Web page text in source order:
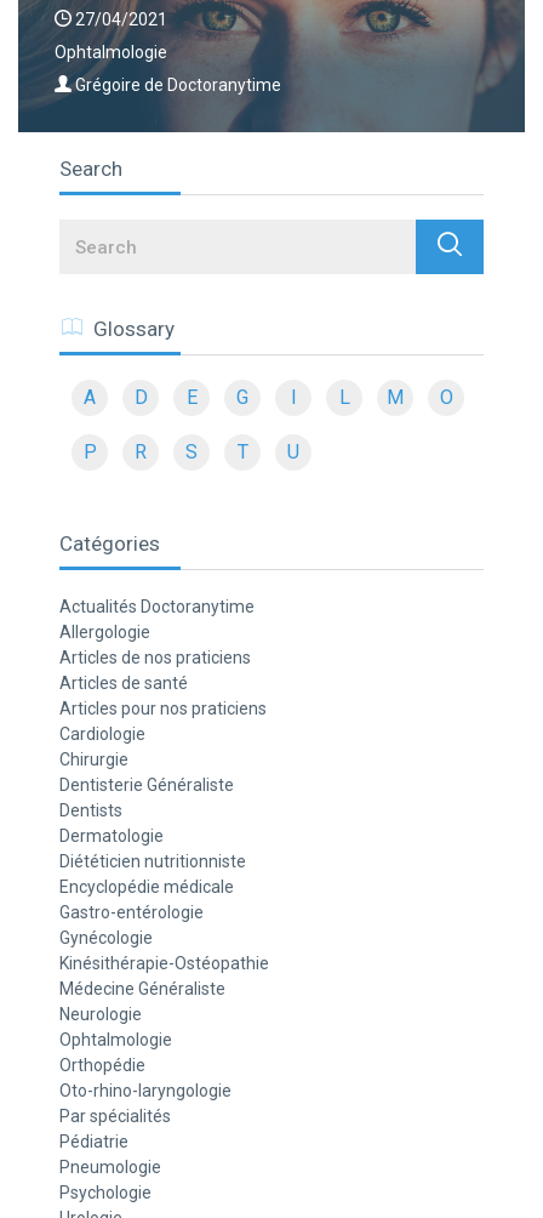
27/04/2021
Ophtalmologie
Grégoire de Doctoranytime
Search
Search
Glossary
A D E G L M O
P R S T U
Catégories
Actualités Doctoranytime
Allergologie
Articles de nos praticiens
Articles de santé
Articles pour nos praticiens
Cardiologie
Chirurgie
Dentisterie Généraliste
Dentists
Dermatologie
Diététicien nutritionniste
Encyclopédie médicale
Gastro-entérologie
Gynécologie
Kinésithérapie-Ostéopathie
Médecine Généraliste
Neurologie
Ophtalmologie
Orthopédie
Oto-rhino-laryngologie
Par spécialités
Pédiatrie
Pneumologie
Psychologie